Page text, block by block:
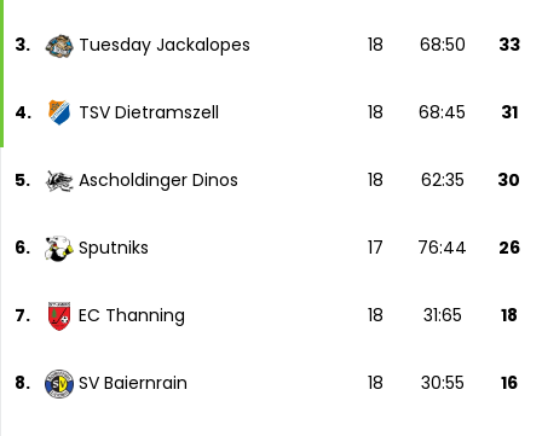
3. Tuesday Jackalopes 18 68:50 33
4. TSV Dietramszell 18 68:45 31
5. Ascholdinger Dinos 18 62:35 30
6. Sputniks 17 76:44 26
7. EC Thanning 18 31:65 18
8. SV Baiernrain 18 30:55 16